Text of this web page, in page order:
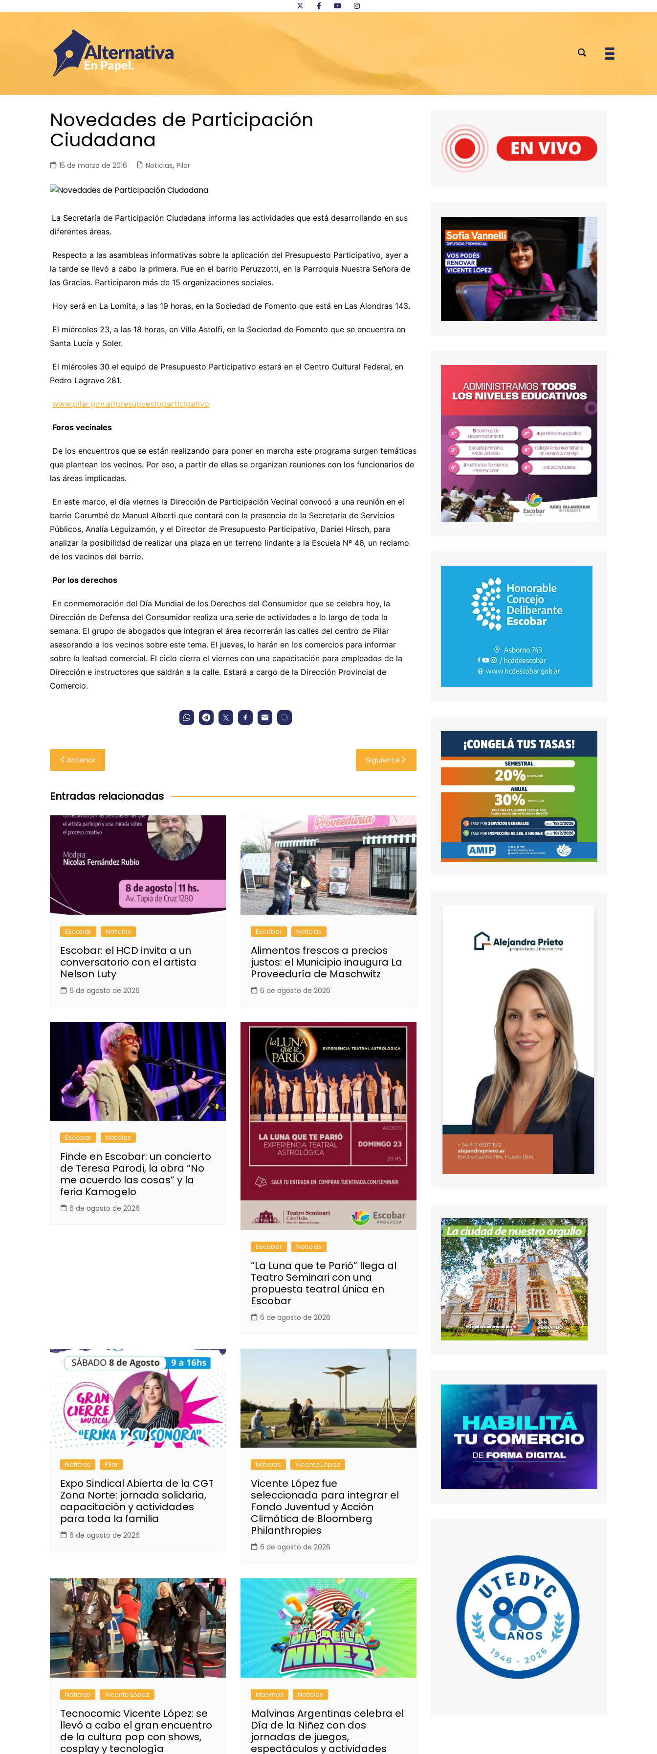
Novedades de Participación
Ciudadana
15 de marzo de 2016 Noticias, Pilar
La Secretaría de Participación Ciudadana informa las actividades que está desarrollando en sus
diferentes áreas.
Respecto a las asambleas informativas sobre la aplicación del Presupuesto Participativo, ayer a
la tarde se llevó a cabo la primera. Fue en el barrio Peruzzotti, en la Parroquia Nuestra Señora de
las Gracias. Participaron más de 15 organizaciones sociales.
Hoy será en La Lomita, a las 19 horas, en la Sociedad de Fomento que está en Las Alondras 143.
El miércoles 23, a las 18 horas, en Villa Astolfi, en la Sociedad de Fomento que se encuentra en
Santa Lucía y Soler.
El miércoles 30 el equipo de Presupuesto Participativo estará en el Centro Cultural Federal, en
Pedro Lagrave 281.
www.pilar.gov.ar/presupuestoparticipativo
Foros vecinales
De los encuentros que se están realizando para poner en marcha este programa surgen temáticas
que plantean los vecinos. Por eso, a partir de ellas se organizan reuniones con los funcionarios de
las áreas implicadas.
En este marco, el día viernes la Dirección de Participación Vecinal convocó a una reunión en el
barrio Carumbé de Manuel Alberti que contará con la presencia de la Secretaria de Servicios
Públicos, Analía Leguizamón, y el Director de Presupuesto Participativo, Daniel Hirsch, para
analizar la posibilidad de realizar una plaza en un terreno lindante a la Escuela Nº 46, un reclamo
de los vecinos del barrio.
Por los derechos
En conmemoración del Día Mundial de los Derechos del Consumidor que se celebra hoy, la
Dirección de Defensa del Consumidor realiza una serie de actividades a lo largo de toda la
semana. El grupo de abogados que integran el área recorrerán las calles del centro de Pilar
asesorando a los vecinos sobre este tema. El jueves, lo harán en los comercios para informar
sobre la lealtad comercial. El ciclo cierra el viernes con una capacitación para empleados de la
Dirección e instructores que saldrán a la calle. Estará a cargo de la Dirección Provincial de
Comercio.
Navegación
de
entradas
Anterior Siguiente
Entradas relacionadas
Escobar Noticias
Escobar: el HCD invita a un
conversatorio con el artista
Nelson Luty
6 de agosto de 2026
Escobar Noticias
Alimentos frescos a precios
justos: el Municipio inaugura La
Proveeduría de Maschwitz
6 de agosto de 2026
Escobar Noticias
Finde en Escobar: un concierto
de Teresa Parodi, la obra “No
me acuerdo las cosas” y la
feria Kamogelo
6 de agosto de 2026
Escobar Noticias
“La Luna que te Parió” llega al
Teatro Seminari con una
propuesta teatral única en
Escobar
6 de agosto de 2026
Noticias Pilar
Expo Sindical Abierta de la CGT
Zona Norte: jornada solidaria,
capacitación y actividades
para toda la familia
6 de agosto de 2026
Noticias Vicente López
Vicente López fue
seleccionada para integrar el
Fondo Juventud y Acción
Climática de Bloomberg
Philanthropies
6 de agosto de 2026
Noticias Vicente López
Tecnocomic Vicente López: se
llevó a cabo el gran encuentro
de la cultura pop con shows,
cosplay y tecnología
Malvinas Noticias
Malvinas Argentinas celebra el
Día de la Niñez con dos
jornadas de juegos,
espectáculos y actividades